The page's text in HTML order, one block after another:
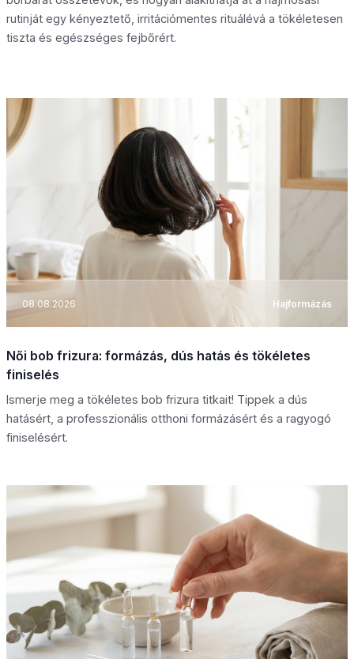
rutinját egy kényeztető, irritációmentes rituálévá a tökéletesen
tiszta és egészséges fejbőrért.
08.08.2026 Hajformázás
Női bob frizura: formázás, dús hatás és tökéletes
finiselés
Ismerje meg a tökéletes bob frizura titkait! Tippek a dús
hatásért, a professzionális otthoni formázásért és a ragyogó
finiselésért.